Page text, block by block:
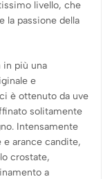
livello, che
la passione della
in più una
e
è ottenuto da uve
solitamente
Intensamente
e arance candite,
crostate,
a